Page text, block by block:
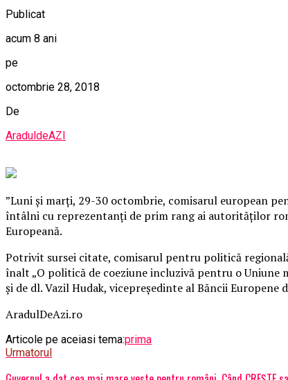
Publicat
acum 8 ani
pe
octombrie 28, 2018
De
AraduldeAZI
”Luni şi marţi, 29-30 octombrie, comisarul european
întâlni cu reprezentanţi de prim rang ai autorităţilor
Europeană.
Potrivit sursei citate, comisarul pentru politică
înalt „O politică de coeziune incluzivă pentru o Uniune
şi de dl. Vazil Hudak, vicepreşedinte al Băncii
AradulDeAzi.ro
Articole pe aceiasi tema:prima
Urmatorul